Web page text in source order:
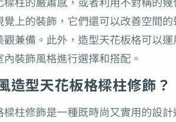
上的裝飾，它們還可以改善空間
兼備。此外，造型天花板格可以
裝飾風格進行選擇和搭配。
造型天花板格樑柱修飾？
柱修飾是一種既時尚又實用的設